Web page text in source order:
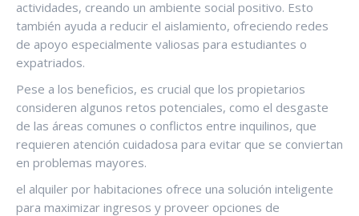
actividades, creando un ambiente social positivo. Esto
también ayuda a reducir el aislamiento, ofreciendo redes
de apoyo especialmente valiosas para estudiantes o
expatriados.
Pese a los beneficios, es crucial que los propietarios
consideren algunos retos potenciales, como el desgaste
de las áreas comunes o conflictos entre inquilinos, que
requieren atención cuidadosa para evitar que se conviertan
en problemas mayores.
el alquiler por habitaciones ofrece una solución inteligente
para maximizar ingresos y proveer opciones de